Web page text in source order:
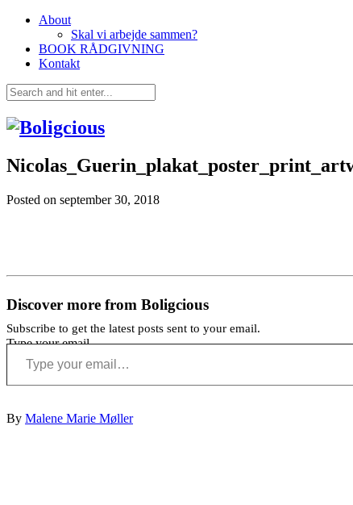
About
Skal vi arbejde sammen?
BOOK RÅDGIVNING
Kontakt
Posted on september 30, 2018
Discover more from Boligcious
Subscribe to get the latest posts sent to your email.
Type your email…
By Malene Marie Møller